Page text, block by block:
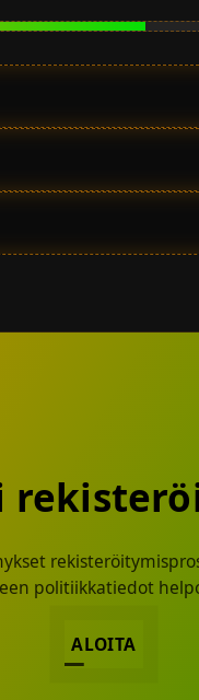
politiikkatiedot
ALOITA